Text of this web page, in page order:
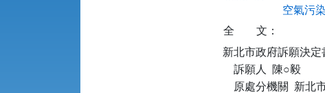
空氣污
全
文：
新北市政府訴願決定
    訴願人  陳○毅
原處分機關  新